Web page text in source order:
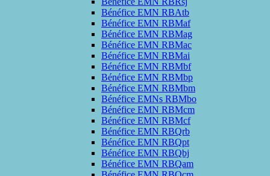
Bénéfice EMN RBAtb
Bénéfice EMN RBMaf
Bénéfice EMN RBMag
Bénéfice EMN RBMac
Bénéfice EMN RBMai
Bénéfice EMN RBMbf
Bénéfice EMN RBMbp
Bénéfice EMN RBMbm
Bénéfice EMNs RBMbo
Bénéfice EMN RBMcm
Bénéfice EMN RBMcf
Bénéfice EMN RBQrb
Bénéfice EMN RBQpt
Bénéfice EMN RBQbj
Bénéfice EMN RBQam